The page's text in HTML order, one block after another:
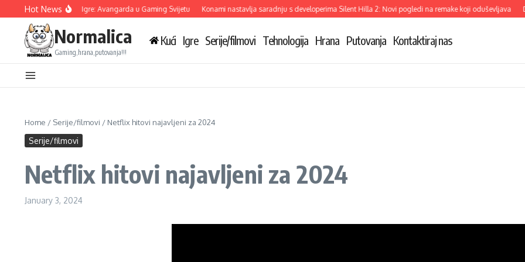
Skip to content
Hot News
Tri Nove Igre: Avangarda u Gaming Svijetu Konami nastavlja saradnju s developerima Silent Hilla 2: Novi pogledi na remake koji oduševljava Demi
Normalica
Gaming,hrana,putovanja!!!
Kući Igre Serije/filmovi Tehnologija Hrana Putovanja Kontaktiraj nas
Home / Serije/filmovi / Netflix hitovi najavljeni za 2024
Serije/filmovi
Netflix hitovi najavljeni za 2024
January 3, 2024